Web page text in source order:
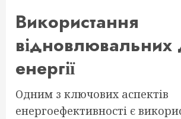
Використання
енергії
Одним з ключових аспектів
енергоефективності є